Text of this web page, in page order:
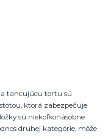
tancujúcu tortu sú
ktorá zabezpečuje
sú niekoľkonásobne
druhej kategórie, môže